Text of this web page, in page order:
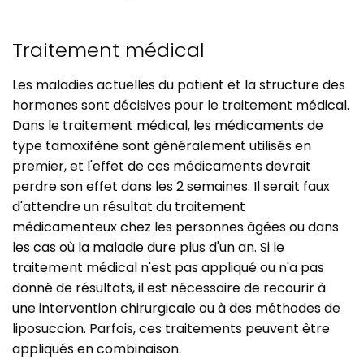
Traitement médical
Les maladies actuelles du patient et la structure des
hormones sont décisives pour le traitement médical.
Dans le traitement médical, les médicaments de
type tamoxifène sont généralement utilisés en
premier, et l'effet de ces médicaments devrait
perdre son effet dans les 2 semaines. Il serait faux
d'attendre un résultat du traitement
médicamenteux chez les personnes âgées ou dans
les cas où la maladie dure plus d'un an. Si le
traitement médical n'est pas appliqué ou n'a pas
donné de résultats, il est nécessaire de recourir à
une intervention chirurgicale ou à des méthodes de
liposuccion. Parfois, ces traitements peuvent être
appliqués en combinaison.